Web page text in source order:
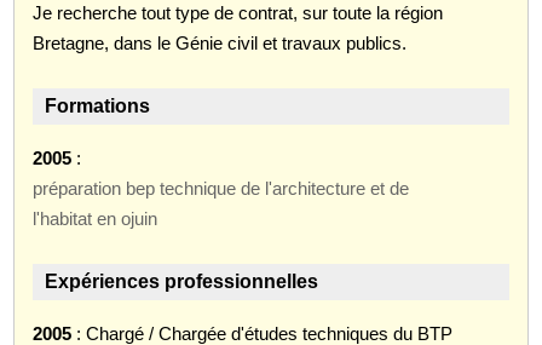
Je recherche tout type de contrat, sur toute la région
Bretagne, dans le Génie civil et travaux publics.
Formations
2005 :
préparation bep technique de l'architecture et de
l'habitat en ojuin
Expériences professionnelles
2005 : Chargé / Chargée d'études techniques du BTP